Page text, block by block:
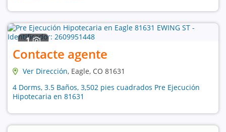
1
Contacte agente
Ver Dirección, Eagle, CO 81631
4 Dorms, 3.5 Baños, 3,502 pies cuadrados Pre Ejecución
Hipotecaria en 81631